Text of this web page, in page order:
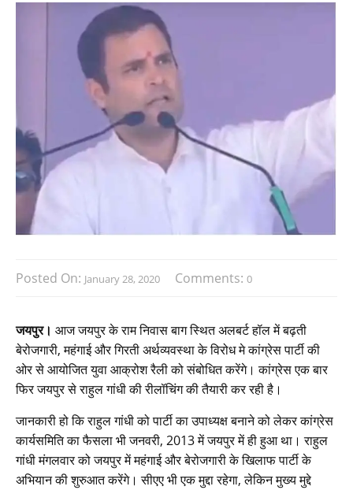
Posted On: January 28, 2020 Comments: 0
जयपुर। आज जयपुर के राम निवास बाग स्थित अलबर्ट हॉल में बढ़ती
बेरोजगारी, महंगाई और गिरती अर्थव्यवस्था के विरोध मे कांग्रेस पार्टी की
ओर से आयोजित युवा आक्रोश रैली को संबोधित करेंगे। कांग्रेस एक बार
फिर जयपुर से राहुल गांधी की रीलॉचिंग की तैयारी कर रही है।
जानकारी हो कि राहुल गांधी को पार्टी का उपाध्यक्ष बनाने को लेकर कांग्रेस
कार्यसमिति का फैसला भी जनवरी, 2013 में जयपुर में ही हुआ था। राहुल
गांधी मंगलवार को जयपुर में महंगाई और बेरोजगारी के खिलाफ पार्टी के
अभियान की शुरुआत करेंगे। सीएए भी एक मुद्दा रहेगा, लेकिन मुख्य मुद्दे